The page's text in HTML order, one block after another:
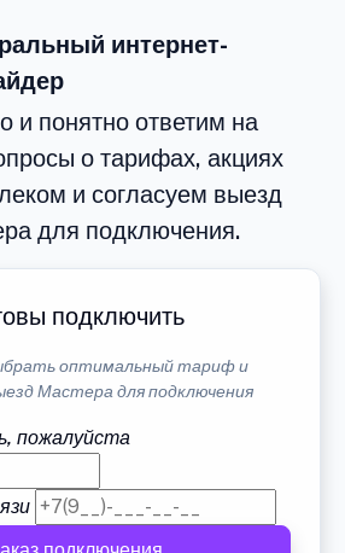
интернет-
и понятно ответим на
о тарифах, акциях
и согласуем выезд
для подключения.
подключить
оптимальный тариф и
Мастера для подключения
пожалуйста